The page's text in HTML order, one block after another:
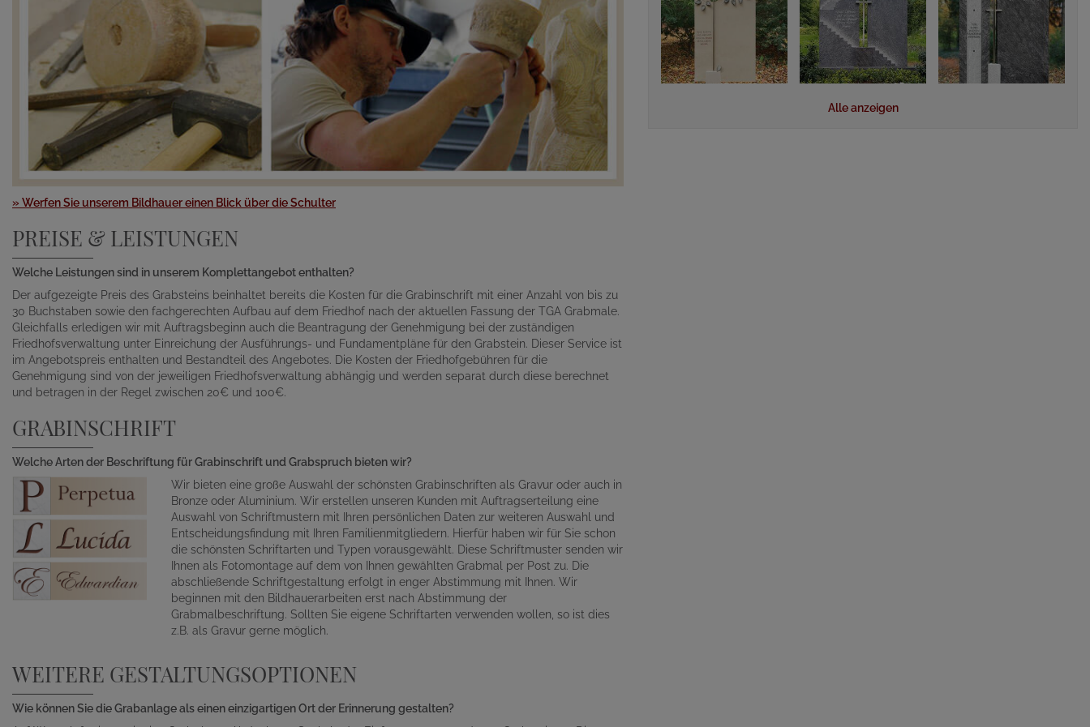
» Werfen Sie unserem Bildhauer einen Blick über die Schulter
PREISE & LEISTUNGEN
Welche Leistungen sind in unserem Komplettangebot enthalten?
Der aufgezeigte Preis des Grabsteins beinhaltet bereits die Kosten für die Grabinschrift mit einer Anzahl von bis zu
30 Buchstaben sowie den fachgerechten Aufbau auf dem Friedhof nach der aktuellen Fassung der TGA Grabmale.
Gleichfalls erledigen wir mit Auftragsbeginn auch die Beantragung der Genehmigung bei der zuständigen
Friedhofsverwaltung unter Einreichung der Ausführungs- und Fundamentpläne für den Grabstein. Dieser Service ist
im Angebotspreis enthalten und Bestandteil des Angebotes. Die Kosten der Friedhofgebühren für die
Genehmigung sind von der jeweiligen Friedhofsverwaltung abhängig und werden separat durch diese berechnet
und betragen in der Regel zwischen 20€ und 100€.
GRABINSCHRIFT
Welche Arten der Beschriftung für Grabinschrift und Grabspruch bieten wir?
Wir bieten eine große Auswahl der schönsten Grabinschriften als Gravur oder auch in
Bronze oder Aluminium. Wir erstellen unseren Kunden mit Auftragserteilung eine
Auswahl von Schriftmustern mit Ihren persönlichen Daten zur weiteren Auswahl und
Entscheidungsfindung mit Ihren Familienmitgliedern. Hierfür haben wir für Sie schon
die schönsten Schriftarten und Typen vorausgewählt. Diese Schriftmuster senden wir
Ihnen als Fotomontage auf dem von Ihnen gewählten Grabmal per Post zu. Die
abschließende Schriftgestaltung erfolgt in enger Abstimmung mit Ihnen. Wir
beginnen mit den Bildhauerarbeiten erst nach Abstimmung der
Grabmalbeschriftung. Sollten Sie eigene Schriftarten verwenden wollen, so ist dies
z.B. als Gravur gerne möglich.
WEITERE GESTALTUNGSOPTIONEN
Wie können Sie die Grabanlage als einen einzigartigen Ort der Erinnerung gestalten?
Alle anzeigen